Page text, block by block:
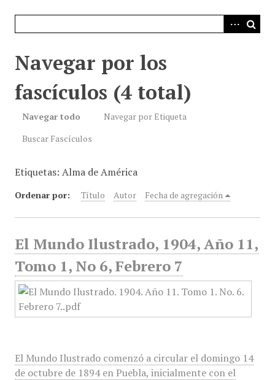
Navegar por los
fascículos (4 total)
Navegar todo
Navegar por Etiqueta
Buscar Fascículos
Etiquetas: Alma de América
Ordenar por: Título Autor Fecha de agregación
El Mundo Ilustrado, 1904, Año 11,
Tomo 1, No 6, Febrero 7
El Mundo Ilustrado comenzó a circular el domingo 14
de octubre de 1894 en Puebla, inicialmente con el